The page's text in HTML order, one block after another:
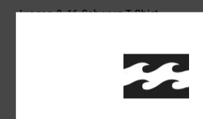
Jungen 8-16 Schwarz T-Shirt
Baumwoll-Jersey [160 G/M2]